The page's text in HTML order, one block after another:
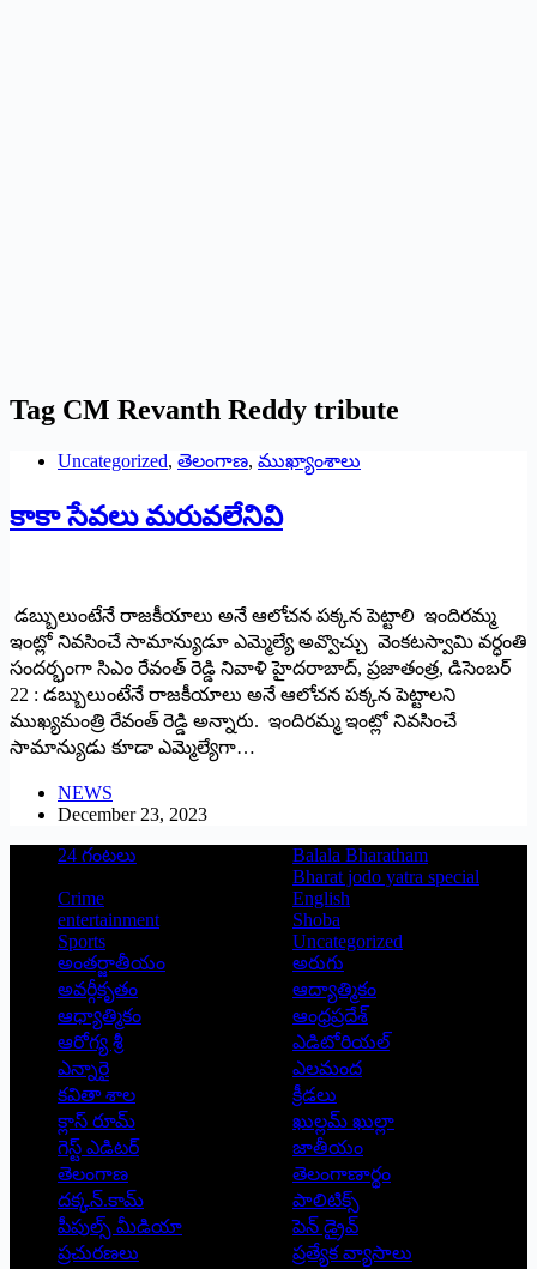
Tag CM Revanth Reddy tribute
Uncategorized, తెలంగాణ, ముఖ్యాంశాలు
కాకా సేవలు మరువలేనివి
డబ్బులుంటేనే రాజకీయాలు అనే ఆలోచన పక్కన పెట్టాలి ఇందిరమ్మ
ఇంట్లో నివసించే సామాన్యుడూ ఎమ్మెల్యే అవ్వొచ్చు వెంకటస్వామి వర్ధంతి
సందర్భంగా సిఎం రేవంత్‌ రెడ్డి నివాళి హైదరాబాద్‌, ప్రజాతంత్ర, డిసెంబర్‌
22 : డబ్బులుంటేనే రాజకీయాలు అనే ఆలోచన పక్కన పెట్టాలని
ముఖ్యమంత్రి రేవంత్‌ రెడ్డి అన్నారు. ఇందిరమ్మ ఇంట్లో నివసించే
సామాన్యుడు కూడా ఎమ్మెల్యేగా…
NEWS
December 23, 2023
24 గంటలు
Balala Bharatham
Bharat jodo yatra special
Crime
English
entertainment
Shoba
Sports
Uncategorized
అంతర్జాతీయం
అరుగు
అవర్గీకృతం
ఆద్యాత్మికం
ఆధ్యాత్మికం
ఆంధ్రప్రదేశ్
ఆరోగ్య శ్రీ
ఎడిటోరియల్
ఎన్నారై
ఎలమంద
కవితా శాల
క్రీడలు
క్లాస్ రూమ్
ఖుల్లమ్ ఖుల్లా
గెస్ట్ ఎడిటర్
జాతీయం
తెలంగాణ
తెలంగాణార్థం
దక్కన్.కామ్
పాలిటిక్స్
పీపుల్స్ ‌మీడియా
పెన్ డ్రైవ్
ప్రచురణలు
ప్రత్యేక వ్యాసాలు